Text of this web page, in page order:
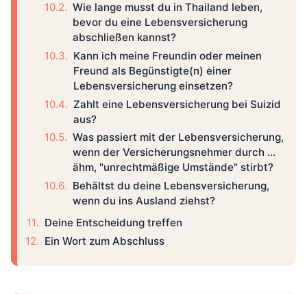
Wie lange musst du in Thailand leben,
bevor du eine Lebensversicherung
abschließen kannst?
Kann ich meine Freundin oder meinen
Freund als Begünstigte(n) einer
Lebensversicherung einsetzen?
Zahlt eine Lebensversicherung bei Suizid
aus?
Was passiert mit der Lebensversicherung,
wenn der Versicherungsnehmer durch ...
ähm, "unrechtmäßige Umstände" stirbt?
Behältst du deine Lebensversicherung,
wenn du ins Ausland ziehst?
Deine Entscheidung treffen
Ein Wort zum Abschluss